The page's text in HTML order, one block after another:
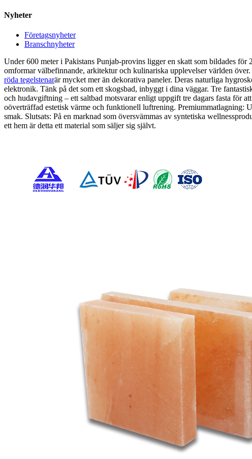
Nyheter
Företagsnyheter
Branschnyheter
Under 600 meter i Pakistans Punjab-provins ligger en skatt som bildades
omformar välbefinnande, arkitektur och kulinariska upplevelser världen
röda tegelstenarär mycket mer än dekorativa paneler. Deras naturliga
elektronik. Tänk på det som ett skogsbad, inbyggt i dina väggar. Tre
och hudavgiftning – ett saltbad motsvarar enligt uppgift tre dagars fasta för
oöverträffad estetisk värme och funktionell luftrening. Premiummatlagning:
smak. Slutsats: På en marknad som översvämmas av syntetiska
ett hem är detta ett material som säljer sig självt.